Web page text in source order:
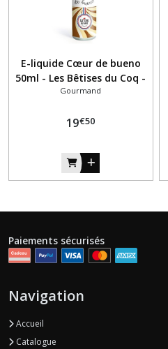
E-liquide Cœur de bueno
50ml - Les Bêtises du Coq -
Le coq qui vape
Gourmand
19€50
Paiements sécurisés
Navigation
Accueil
Catalogue